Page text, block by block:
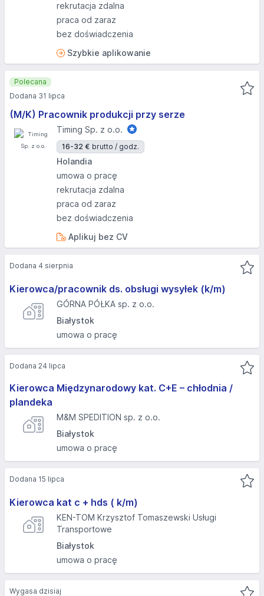
rekrutacja zdalna
praca od zaraz
bez doświadczenia
Szybkie aplikowanie
(M/K) Pracownik produkcji przy serze
Timing Sp. z o.o.
16-32 € brutto / godz.
Holandia
umowa o pracę
rekrutacja zdalna
praca od zaraz
bez doświadczenia
Aplikuj bez CV
Polecana
Dodana 31 lipca
Kierowca/pracownik ds. obsługi wysyłek (k/m)
GÓRNA PÓŁKA sp. z o.o.
Białystok
umowa o pracę
Dodana 4 sierpnia
Kierowca Międzynarodowy kat. C+E – chłodnia /
plandeka
M&M SPEDITION sp. z o.o.
Białystok
umowa o pracę
Dodana 24 lipca
Kierowca kat c + hds ( k/m)
KEN-TOM Krzysztof Tomaszewski Usługi
Transportowe
Białystok
umowa o pracę
Dodana 15 lipca
Wygasa dzisiaj